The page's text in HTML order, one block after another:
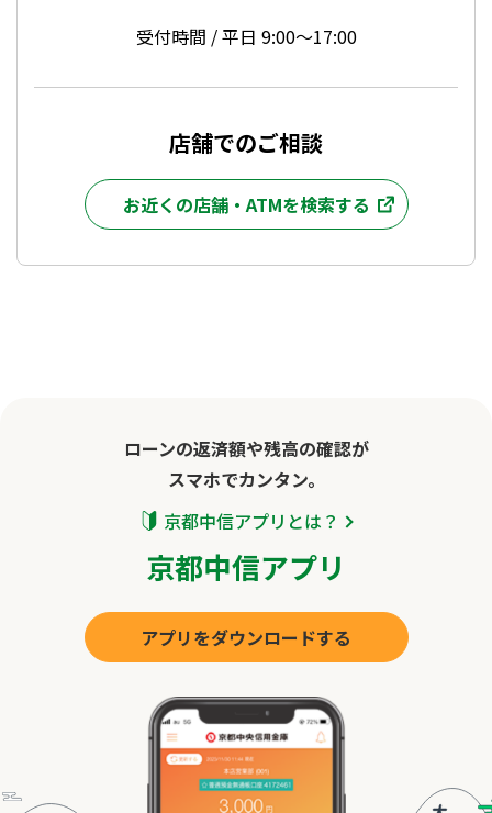
受付時間 / 平日 9:00～17:00
店舗でのご相談
お近くの店舗・ATMを検索する
ローンの返済額や残高の確認が
スマホでカンタン。
京都中信アプリとは？
京都中信アプリ
アプリをダウンロードする